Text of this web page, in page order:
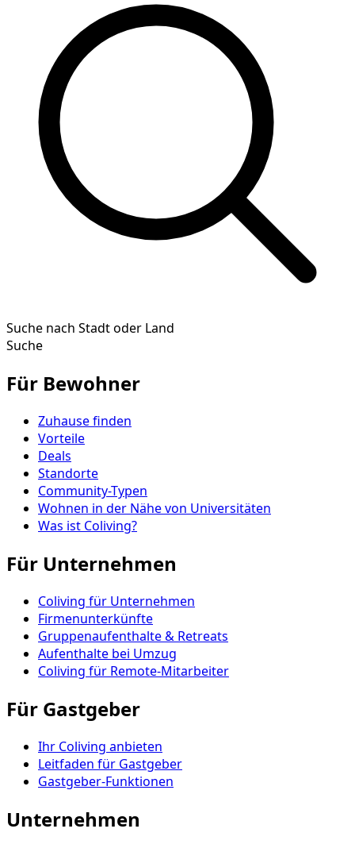
Suche nach Stadt oder Land
Suche
Für Bewohner
Zuhause finden
Vorteile
Deals
Standorte
Community-Typen
Wohnen in der Nähe von Universitäten
Was ist Coliving?
Für Unternehmen
Coliving für Unternehmen
Firmenunterkünfte
Gruppenaufenthalte & Retreats
Aufenthalte bei Umzug
Coliving für Remote-Mitarbeiter
Für Gastgeber
Ihr Coliving anbieten
Leitfaden für Gastgeber
Gastgeber-Funktionen
Unternehmen